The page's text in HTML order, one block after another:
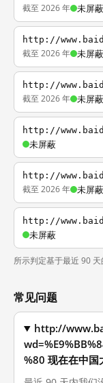
截至 2026 年 未屏蔽
http://
截至 2026 年 未屏蔽
http://
截至 2026 年 未屏蔽
http://
未屏蔽
http://
截至 2026 年 未屏蔽
http://
未屏蔽
所示判定基于最近 90 天
常见问题
http://
%80 现在在中国